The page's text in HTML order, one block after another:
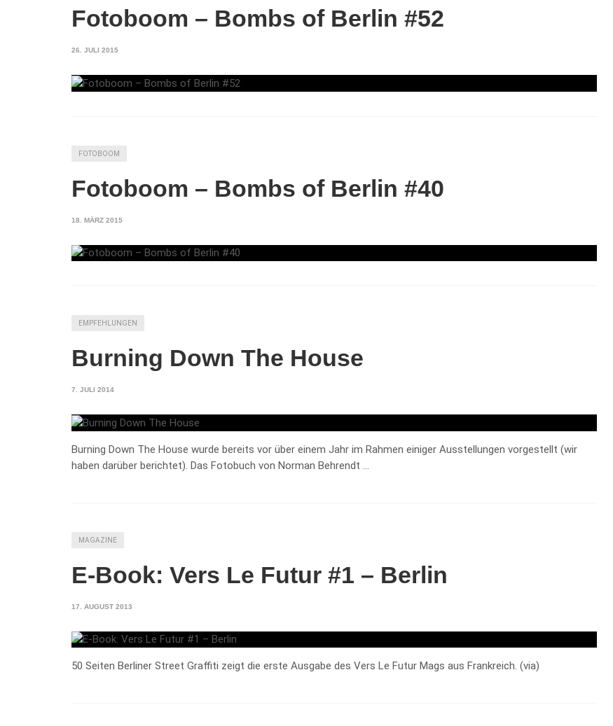
Fotoboom – Bombs of Berlin #52
26. JULI 2015
FOTOBOOM
Fotoboom – Bombs of Berlin #40
18. MÄRZ 2015
EMPFEHLUNGEN
Burning Down The House
7. JULI 2014
Burning Down The House wurde bereits vor über einem Jahr im Rahmen einiger Ausstellungen vorgestellt (wir
haben darüber berichtet). Das Fotobuch von Norman Behrendt …
MAGAZINE
E-Book: Vers Le Futur #1 – Berlin
17. AUGUST 2013
50 Seiten Berliner Street Graffiti zeigt die erste Ausgabe des Vers Le Futur Mags aus Frankreich. (via)